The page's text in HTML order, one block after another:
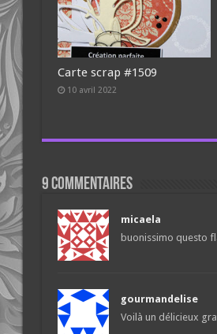
Carte scrap #1509
10 avril 2022
9 commentaires
micaela
buonissimo questo
gourmandelise
Voilà un délicieux